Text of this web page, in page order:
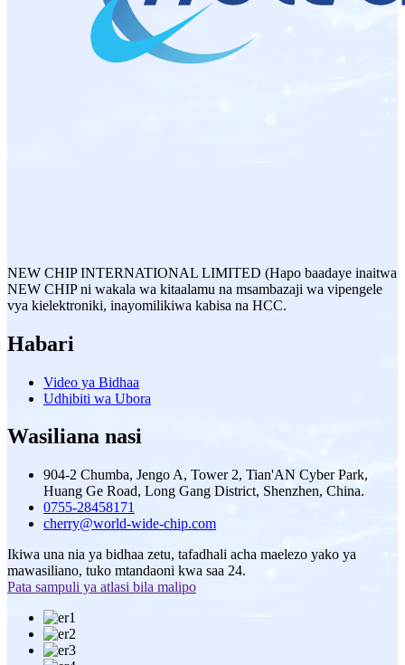
NEW CHIP INTERNATIONAL LIMITED (Hapo baadaye inaitwa
NEW CHIP ni wakala wa kitaalamu na msambazaji wa vipengele
vya kielektroniki, inayomilikiwa kabisa na HCC.
Habari
Video ya Bidhaa
Udhibiti wa Ubora
Wasiliana nasi
904-2 Chumba, Jengo A, Tower 2, Tian'AN Cyber ​​Park,
Huang Ge Road, Long Gang District, Shenzhen, China.
0755-28458171
cherry@world-wide-chip.com
Ikiwa una nia ya bidhaa zetu, tafadhali acha maelezo yako ya
mawasiliano, tuko mtandaoni kwa saa 24.
Pata sampuli ya atlasi bila malipo